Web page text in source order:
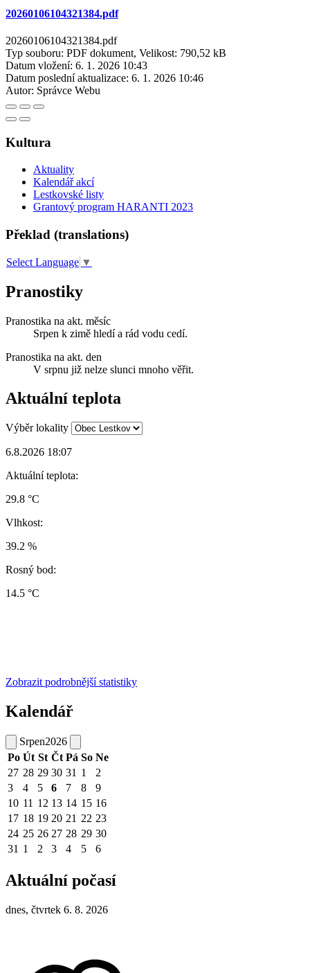
20260106104321384.pdf
20260106104321384.pdf
Typ souboru: PDF dokument, Velikost: 790,52 kB
Datum vložení: 6. 1. 2026 10:43
Datum poslední aktualizace: 6. 1. 2026 10:46
Autor: Správce Webu
Kultura
Aktuality
Kalendář akcí
Lestkovské listy
Grantový program HARANTI 2023
Překlad (translations)
Select Language ▼
Pranostiky
Pranostika na akt. měsíc
Srpen k zimě hledí a rád vodu cedí.
Pranostika na akt. den
V srpnu již nelze slunci mnoho věřit.
Aktuální teplota
Výběr lokality
6.8.2026 18:07
Aktuální teplota:
29.8 °C
Vlhkost:
39.2 %
Rosný bod:
14.5 °C
Zobrazit podrobnější statistiky
Kalendář
Srpen2026
Po Út St Čt Pá So Ne
27 28 29 30 31 1
2
3
4 5 6 7 8
9
10 11 12 13 14 15 16
17 18 19 20 21 22 23
24 25 26 27 28 29 30
31 1 2 3 4 5 6
Aktuální počasí
dnes, čtvrtek 6. 8. 2026